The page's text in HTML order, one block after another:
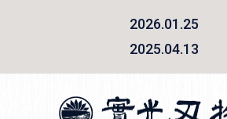
2026.01.25
2025.04.13